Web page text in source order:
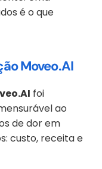
é o que
Moveo.AI
foi
ao
de dor em
custo, receita e